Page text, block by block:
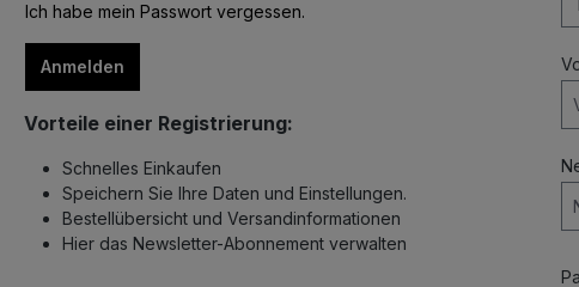
Ich habe mein Passwort vergessen.
Anmelden
Vorteile einer Registrierung:
Schnelles Einkaufen
Speichern Sie Ihre Daten und Einstellungen.
Bestellübersicht und Versandinformationen
Hier das Newsletter-Abonnement verwalten